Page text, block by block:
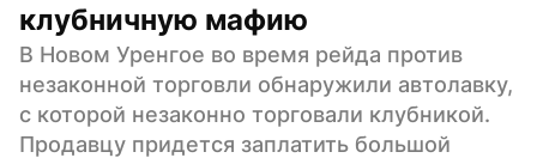
клубничную мафию
В Новом Уренгое во время рейда против
незаконной торговли обнаружили автолавку,
с которой незаконно торговали клубникой.
Продавцу придется заплатить большой